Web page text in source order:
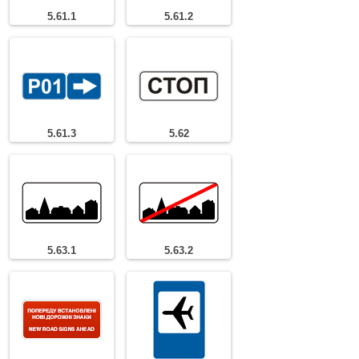
5.61.1 5.61.2
5.61.3 5.62
5.63.1 5.63.2